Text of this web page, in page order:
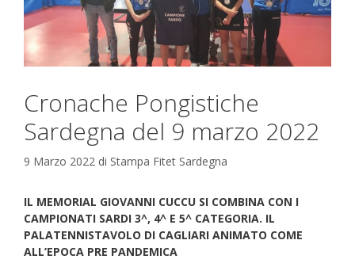
Cronache Pongistiche
Sardegna del 9 marzo 2022
9 Marzo 2022 di Stampa Fitet Sardegna
IL MEMORIAL GIOVANNI CUCCU SI COMBINA CON I
CAMPIONATI SARDI 3^, 4^ E 5^ CATEGORIA. IL
PALATENNISTAVOLO DI CAGLIARI ANIMATO COME
ALL’EPOCA PRE PANDEMICA